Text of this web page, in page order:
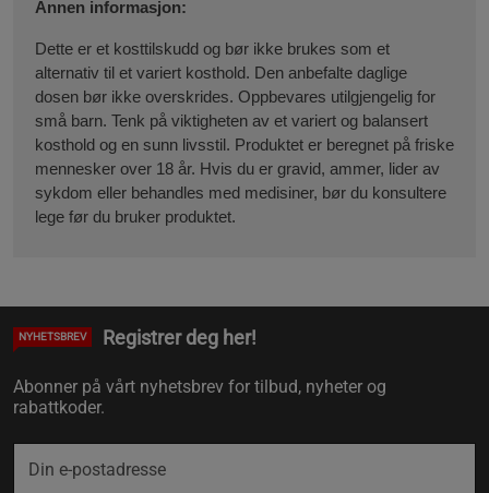
Annen informasjon:
Dette er et kosttilskudd og bør ikke brukes som et
alternativ til et variert kosthold. Den anbefalte daglige
dosen bør ikke overskrides. Oppbevares utilgjengelig for
små barn. Tenk på viktigheten av et variert og balansert
kosthold og en sunn livsstil. Produktet er beregnet på friske
mennesker over 18 år. Hvis du er gravid, ammer, lider av
sykdom eller behandles med medisiner, bør du konsultere
lege før du bruker produktet.
NYHETSBREV Registrer deg her!
Abonner på vårt nyhetsbrev for tilbud, nyheter og
rabattkoder.